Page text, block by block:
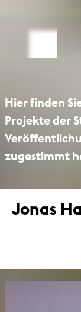
Hier finden
Projekte der
zugestimmt
Jonas